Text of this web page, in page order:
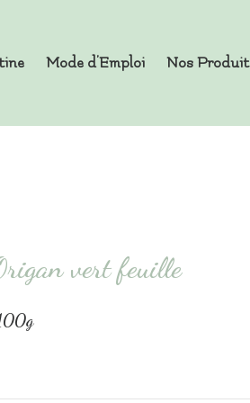
Mode d’Emploi Nos
vert feuille